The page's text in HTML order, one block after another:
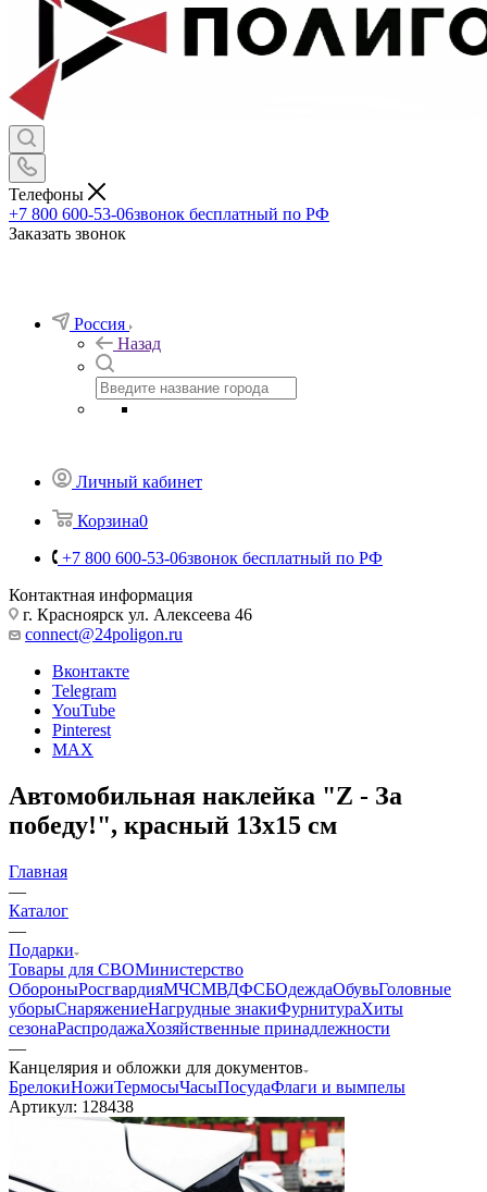
Телефоны
+7 800 600-53-06звонок бесплатный по РФ
Заказать звонок
Россия
Назад
Личный кабинет
Корзина0
+7 800 600-53-06звонок бесплатный по РФ
Контактная информация
г. Красноярск ул. Алексеева 46
connect@24poligon.ru
Вконтакте
Telegram
YouTube
Pinterest
MAX
Автомобильная наклейка "Z - За
победу!", красный 13х15 см
Главная
—
Каталог
—
Подарки
Товары для СВОМинистерство
ОбороныРосгвардияМЧСМВДФСБОдеждаОбувьГоловные
уборыСнаряжениеНагрудные знакиФурнитураХиты
сезонаРаспродажаХозяйственные принадлежности
—
Канцелярия и обложки для документов
БрелокиНожиТермосыЧасыПосудаФлаги и вымпелы
Артикул: 128438